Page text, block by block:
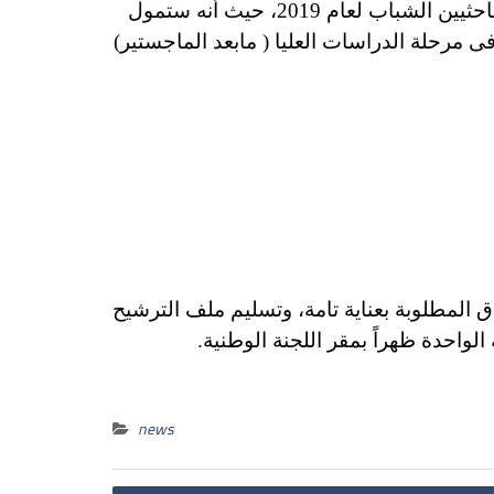
للباحثيين الشباب لعام 2019، حيث أنه ستمول
مرحلة الدراسات العليا ( مابعد الماجستير)
بعناية تامة، وتسليم ملف الترشيح
news